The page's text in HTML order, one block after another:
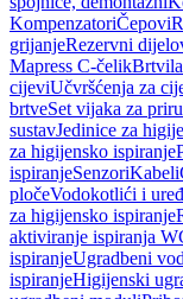
KompenzatoriČepovi
grijanjeRezervni
Mapress C-čelik
cijeviUčvršćenja za
brtveSet vijaka za
sustavJedinice za
za higijensko ispiranje
ispiranjeSenzoriKabeli
pločeVodokotlići i
za higijensko ispiranje
aktiviranje ispiranja
ispiranjeUgradbeni
ispiranjeHigijenski